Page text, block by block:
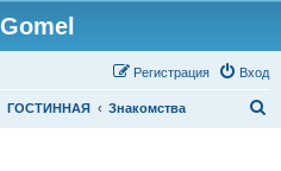
Вход
Регистрация
ГОСТИННАЯ Знакомства